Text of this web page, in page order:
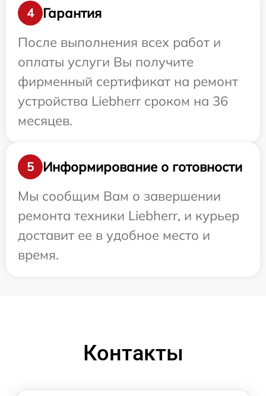
4
Гарантия
После выполнения всех работ и
оплаты услуги Вы получите
фирменный сертификат на ремонт
устройства Liebherr сроком на 36
месяцев.
5
Информирование о готовности
Мы сообщим Вам о завершении
ремонта техники Liebherr, и курьер
доставит ее в удобное место и
время.
Контакты